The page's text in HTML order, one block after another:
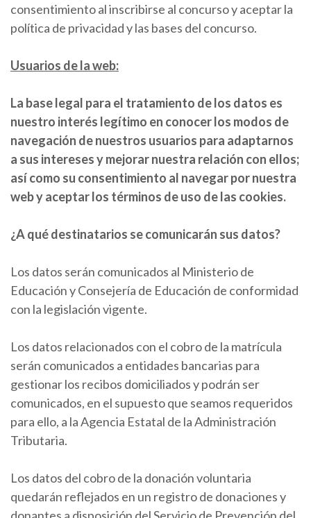
consentimiento al inscribirse al concurso y aceptar la
política de privacidad y las bases del concurso.
Usuarios de la web:
La base legal para el tratamiento de los datos es
nuestro interés legítimo en conocer los modos de
navegación de nuestros usuarios para adaptarnos
a sus intereses y mejorar nuestra relación con ellos;
así como su consentimiento al navegar por nuestra
web y aceptar los términos de uso de las cookies.
¿A qué destinatarios se comunicarán sus datos?
Los datos serán comunicados al Ministerio de
Educación y Consejería de Educación de conformidad
con la legislación vigente.
Los datos relacionados con el cobro de la matrícula
serán comunicados a entidades bancarias para
gestionar los recibos domiciliados y podrán ser
comunicados, en el supuesto que seamos requeridos
para ello, a la Agencia Estatal de la Administración
Tributaria.
Los datos del cobro de la donación voluntaria
quedarán reflejados en un registro de donaciones y